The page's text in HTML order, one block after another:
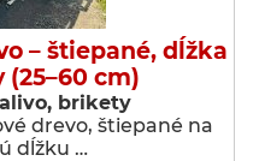
– štiepané, dĺžka
cm)
brikety
drevo, štiepané na
dĺžku …